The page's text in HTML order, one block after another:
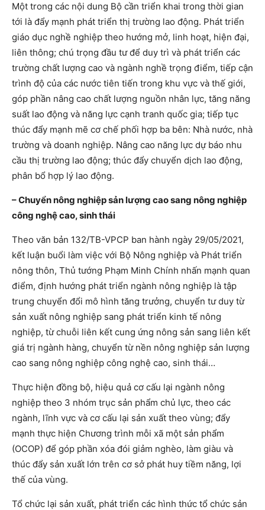
Một trong các nội dung Bộ cần triển khai trong thời gian
tới là đẩy mạnh phát triển thị trường lao động. Phát triển
giáo dục nghề nghiệp theo hướng mở, linh hoạt, hiện đại,
liên thông; chú trọng đầu tư để duy trì và phát triển các
trường chất lượng cao và ngành nghề trọng điểm, tiếp cận
trình độ của các nước tiên tiến trong khu vực và thế giới,
góp phần nâng cao chất lượng nguồn nhân lực, tăng năng
suất lao động và năng lực cạnh tranh quốc gia; tiếp tục
thúc đẩy mạnh mẽ cơ chế phối hợp ba bên: Nhà nước, nhà
trường và doanh nghiệp. Nâng cao năng lực dự báo nhu
cầu thị trường lao động; thúc đẩy chuyển dịch lao động,
phân bổ hợp lý lao động.
– Chuyển nông nghiệp sản lượng cao sang nông nghiệp
công nghệ cao, sinh thái
Theo văn bản 132/TB-VPCP ban hành ngày 29/05/2021,
kết luận buổi làm việc với Bộ Nông nghiệp và Phát triển
nông thôn, Thủ tướng Phạm Minh Chính nhấn mạnh quan
điểm, định hướng phát triển ngành nông nghiệp là tập
trung chuyển đổi mô hình tăng trưởng, chuyển tư duy từ
sản xuất nông nghiệp sang phát triển kinh tế nông
nghiệp, từ chuỗi liên kết cung ứng nông sản sang liên kết
giá trị ngành hàng, chuyển từ nền nông nghiệp sản lượng
cao sang nông nghiệp công nghệ cao, sinh thái…
Thực hiện đồng bộ, hiệu quả cơ cấu lại ngành nông
nghiệp theo 3 nhóm trục sản phẩm chủ lực, theo các
ngành, lĩnh vực và cơ cấu lại sản xuất theo vùng; đẩy
mạnh thực hiện Chương trình mỗi xã một sản phẩm
(OCOP) để góp phần xóa đói giảm nghèo, làm giàu và
thúc đẩy sản xuất lớn trên cơ sở phát huy tiềm năng, lợi
thế của vùng.
Tổ chức lại sản xuất, phát triển các hình thức tổ chức sản